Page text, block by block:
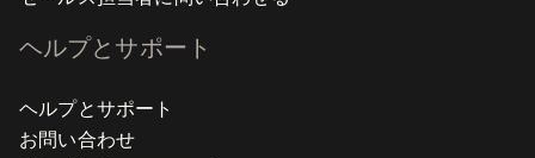
ヘルプとサポート
ヘルプとサポート
お問い合わせ